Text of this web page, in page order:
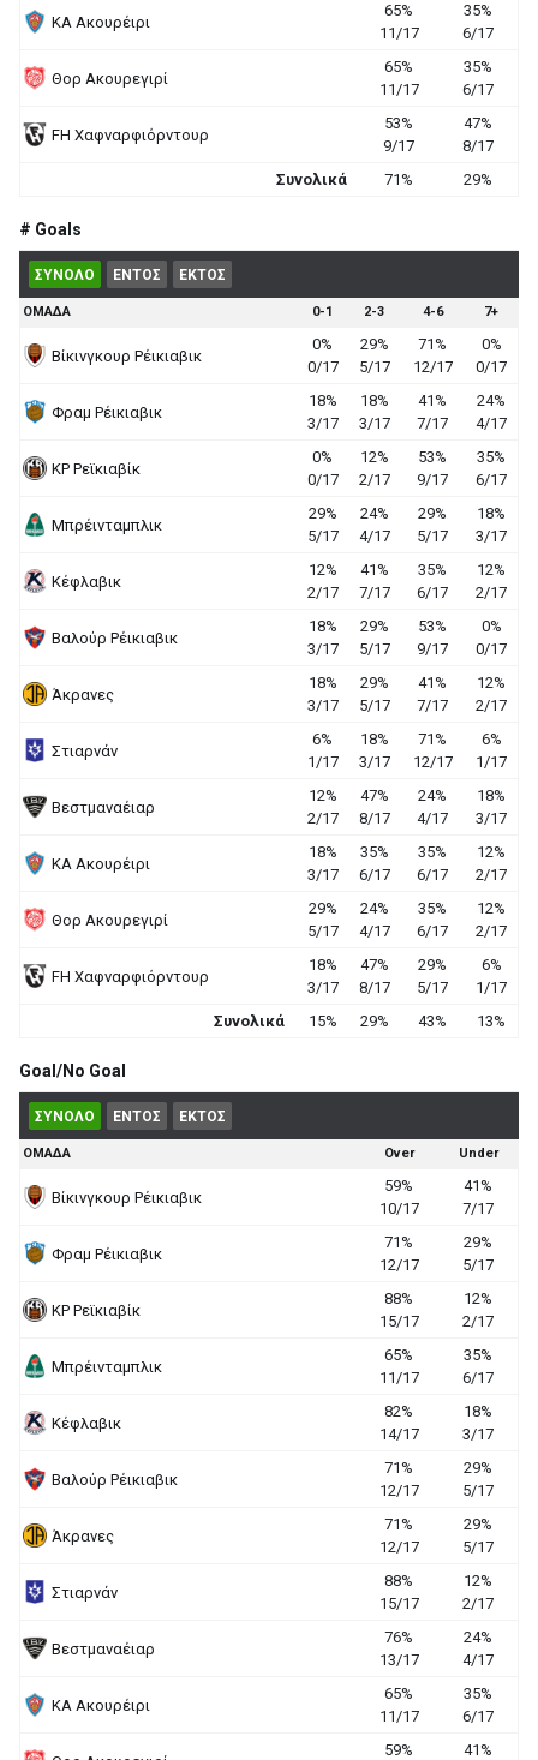
ΚΑ Ακουρέιρι
65%
11/17
35%
6/17
Θορ Ακουρεγιρί
65%
11/17
35%
6/17
FH Χαφναρφιόρντουρ
53%
9/17
47%
8/17
Συνολικά
71% 29%
# Goals
ΣΥΝΟΛΟ ΕΝΤΟΣ ΕΚΤΟΣ
ΟΜΑΔΑ 0-1 2-3 4-6 7+
Βίκινγκουρ Ρέικιαβικ
0%
0/17
29%
5/17
71%
12/17
0%
0/17
Φραμ Ρέικιαβικ
18%
3/17
18%
3/17
41%
7/17
24%
4/17
ΚΡ Ρεϊκιαβίκ
0%
0/17
12%
2/17
53%
9/17
35%
6/17
Μπρέινταμπλικ
29%
5/17
24%
4/17
29%
5/17
18%
3/17
Κέφλαβικ
12%
2/17
41%
7/17
35%
6/17
12%
2/17
Βαλούρ Ρέικιαβικ
18%
3/17
29%
5/17
53%
9/17
0%
0/17
Άκρανες
18%
3/17
29%
5/17
41%
7/17
12%
2/17
Στιαρνάν
6%
1/17
18%
3/17
71%
12/17
6%
1/17
Βεστμαναέιαρ
12%
2/17
47%
8/17
24%
4/17
18%
3/17
ΚΑ Ακουρέιρι
18%
3/17
35%
6/17
35%
6/17
12%
2/17
Θορ Ακουρεγιρί
29%
5/17
24%
4/17
35%
6/17
12%
2/17
FH Χαφναρφιόρντουρ
18%
3/17
47%
8/17
29%
5/17
6%
1/17
Συνολικά
15% 29% 43% 13%
Goal/No Goal
ΣΥΝΟΛΟ ΕΝΤΟΣ ΕΚΤΟΣ
ΟΜΑΔΑ Over Under
Βίκινγκουρ Ρέικιαβικ
59%
10/17
41%
7/17
Φραμ Ρέικιαβικ
71%
12/17
29%
5/17
ΚΡ Ρεϊκιαβίκ
88%
15/17
12%
2/17
Μπρέινταμπλικ
65%
11/17
35%
6/17
Κέφλαβικ
82%
14/17
18%
3/17
Βαλούρ Ρέικιαβικ
71%
12/17
29%
5/17
Άκρανες
71%
12/17
29%
5/17
Στιαρνάν
88%
15/17
12%
2/17
Βεστμαναέιαρ
76%
13/17
24%
4/17
ΚΑ Ακουρέιρι
65%
11/17
35%
6/17
59% 41%